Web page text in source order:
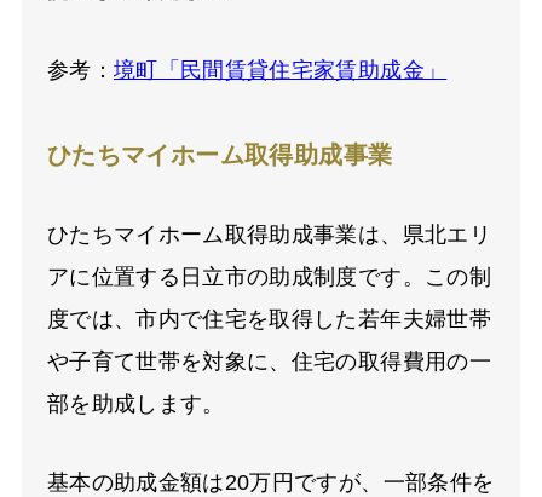
参考： 境町「民間賃貸住宅家賃助成金」
ひたちマイホーム取得助成事業
ひたちマイホーム取得助成事業は、県北エリ
アに位置する日立市の助成制度です。この制
度では、市内で住宅を取得した若年夫婦世帯
や子育て世帯を対象に、住宅の取得費用の一
部を助成します。
基本の助成金額は20万円ですが、一部条件を